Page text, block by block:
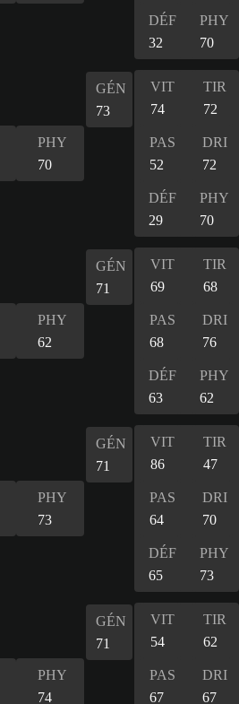
DÉF
32
PHY
70
PHY
70
GÉN
73
VIT
74
TIR
72
PAS
52
DRI
72
DÉF
29
PHY
70
PHY
62
GÉN
71
VIT
69
TIR
68
PAS
68
DRI
76
DÉF
63
PHY
62
PHY
73
GÉN
71
VIT
86
TIR
47
PAS
64
DRI
70
DÉF
65
PHY
73
PHY
74
GÉN
71
VIT
54
TIR
62
PAS
67
DRI
67